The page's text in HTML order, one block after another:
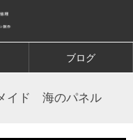
ブログ
イド 海のパネル